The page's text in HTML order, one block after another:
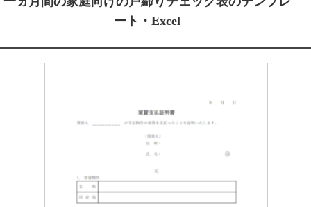
ート・Excel